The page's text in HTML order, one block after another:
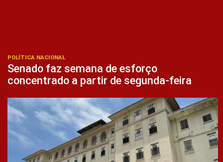
POLÍTICA NACIONAL
Senado faz semana de esforço
concentrado a partir de segunda-feira